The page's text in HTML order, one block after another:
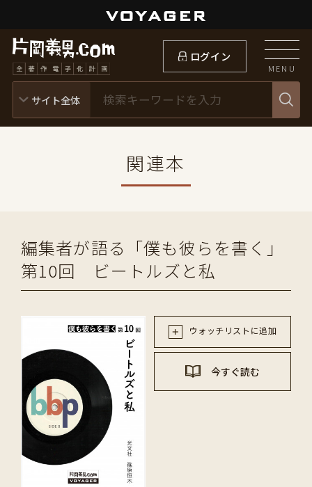
ログイン
MENU
関連本
編集者が語る「僕も彼らを書く」
第10回 ビートルズと私
ウォッチリストに追加
今すぐ読む